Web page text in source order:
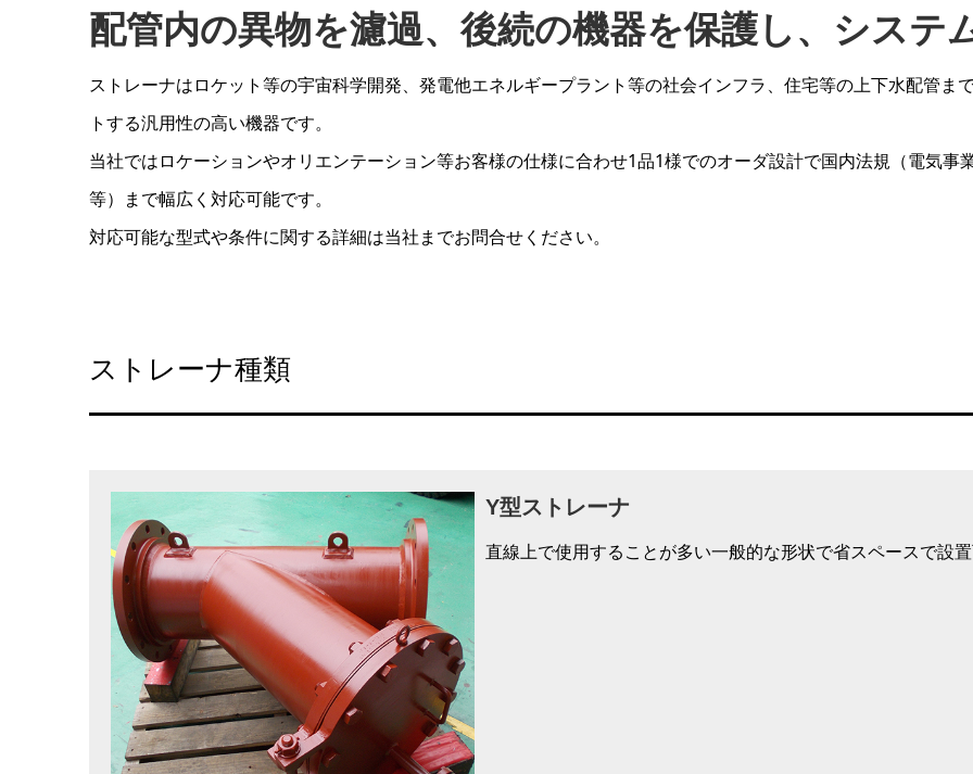
配管内の異物を濾過、後続の機器を保護し、システ
ストレーナはロケット等の宇宙科学開発、発電他エネルギープラント等の社会インフラ、住宅等の上下水配管ま
トする汎用性の高い機器です。
当社ではロケーションやオリエンテーション等お客様の仕様に合わせ1品1様でのオーダ設計で国内法規（電気事
等）まで幅広く対応可能です。
対応可能な型式や条件に関する詳細は当社までお問合せください。
ストレーナ種類
Y型ストレーナ
直線上で使用することが多い一般的な形状で省スペースで設